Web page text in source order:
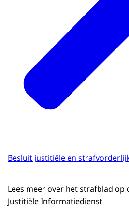
Besluit justitiële en
Lees meer over het strafblad op
Justitiële Informatiedienst